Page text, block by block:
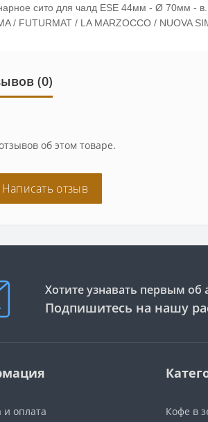
сито для чалд ESE 44мм - Ø 70мм - в.
/ FUTURMAT / LA MARZOCCO / NUOVA
(0)
об этом товаре.
Написать отзыв
Хотите узнавать первым об
Подпишитесь на нашу
и оплата Кофе в